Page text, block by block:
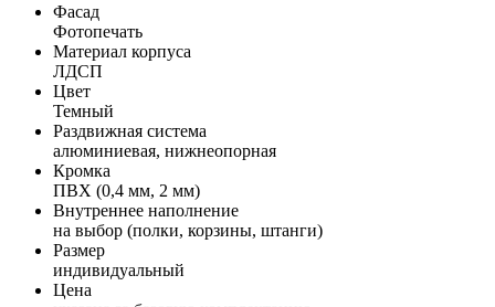
Фасад
Фотопечать
Материал корпуса
ЛДСП
Цвет
Темный
Раздвижная система
алюминиевая, нижнеопорная
Кромка
ПВХ (0,4 мм, 2 мм)
Внутреннее наполнение
на выбор (полки, корзины, штанги)
Размер
индивидуальный
Цена